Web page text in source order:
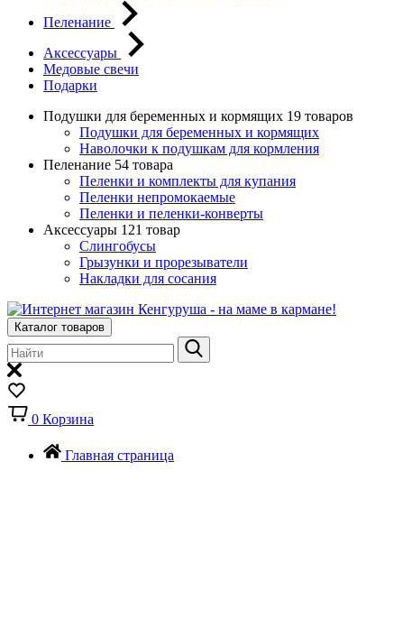
Пеленание
Аксессуары
Медовые свечи
Подарки
Подушки для беременных и кормящих 19 товаров
Подушки для беременных и кормящих
Наволочки к подушкам для кормления
Пеленание 54 товара
Пеленки и комплекты для купания
Пеленки непромокаемые
Пеленки и пеленки-конверты
Аксессуары 121 товар
Слингобусы
Грызунки и прорезыватели
Накладки для сосания
Каталог товаров
0 Корзина
Главная страница